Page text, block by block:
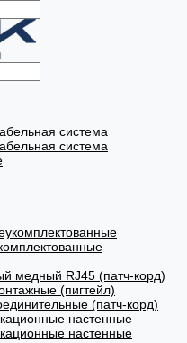
система
система
медный RJ45 (патч-корд)
(пигтейл)
(патч-корд)
настенные
настенные